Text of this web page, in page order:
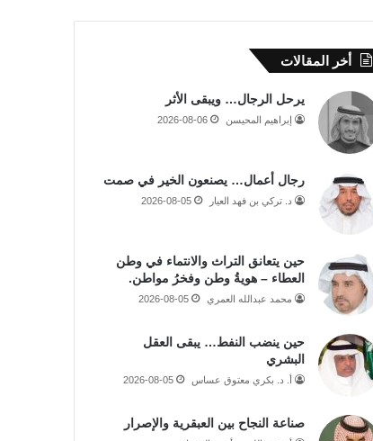
أخر المقالات
يرحل الرجال… ويبقى الأثر
إبراهيم المحيسن 2026-08-06
رجال أعمال… يصنعون الخير في صمت
د. تركي بن فهد العيار 2026-08-05
حين يتعانق التراث والانتماء في وطن
العطاء – هويةُ وطن وفخرُ مواطن.
محمد عبدالله العمري 2026-08-05
حين ينضب النفط… يبقى العقل
البشري
أ. د. بكري معتوق عساس 2026-08-05
صناعة النجاح بين العبقرية والإصرار